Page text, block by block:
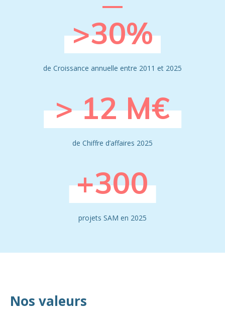
>30%
de Croissance annuelle entre 2011 et 2025
> 12 M€
de Chiffre d’affaires 2025
+300
projets SAM en 2025
Nos valeurs